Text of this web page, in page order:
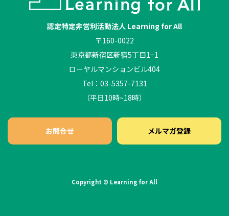
認定特定非営利活動法人 Learning for All
〒160-0022
東京都新宿区新宿5丁目1−1
ローヤルマンションビル404
Tel：03-5357-7131
（平日10時~18時）
お問合せ メルマガ登録
Copyright © Learning for All